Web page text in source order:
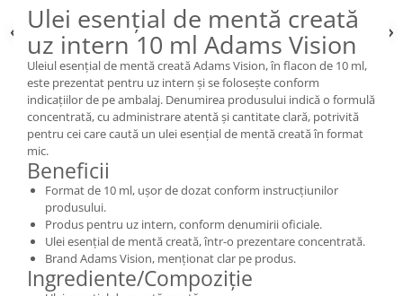
Ulei esențial de mentă creată
uz intern 10 ml Adams Vision
Uleiul esențial de mentă creată Adams Vision, în flacon de 10 ml,
este prezentat pentru uz intern și se folosește conform
indicațiilor de pe ambalaj. Denumirea produsului indică o formulă
concentrată, cu administrare atentă și cantitate clară, potrivită
pentru cei care caută un ulei esențial de mentă creată în format
mic.
Beneficii
Format de 10 ml, ușor de dozat conform instrucțiunilor
produsului.
Produs pentru uz intern, conform denumirii oficiale.
Ulei esențial de mentă creată, într-o prezentare concentrată.
Brand Adams Vision, menționat clar pe produs.
Ingrediente/Compoziție